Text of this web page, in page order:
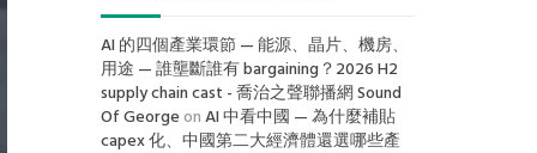
AI 的四個產業環節 — 能源、晶片、機房、
用途 — 誰壟斷誰有 bargaining？2026 H2
supply chain cast - 喬治之聲聯播網 Sound
Of GeorgeonAI 中看中國 — 為什麼補貼
capex 化、中國第二大經濟體還選哪些產